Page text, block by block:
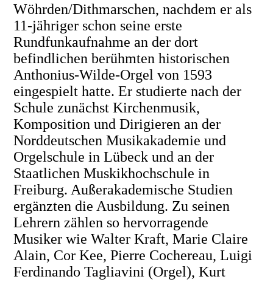
Wöhrden/Dithmarschen, nachdem er als
11-jähriger schon seine erste
Rundfunkaufnahme an der dort
befindlichen berühmten historischen
Anthonius-Wilde-Orgel von 1593
eingespielt hatte. Er studierte nach der
Schule zunächst Kirchenmusik,
Komposition und Dirigieren an der
Norddeutschen Musikakademie und
Orgelschule in Lübeck und an der
Staatlichen Muskikhochschule in
Freiburg. Außerakademische Studien
ergänzten die Ausbildung. Zu seinen
Lehrern zählen so hervorragende
Musiker wie Walter Kraft, Marie Claire
Alain, Cor Kee, Pierre Cochereau, Luigi
Ferdinando Tagliavini (Orgel), Kurt